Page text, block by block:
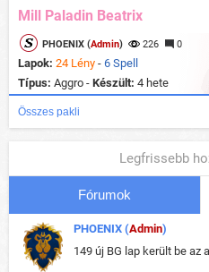
Mill Paladin Beatrix
PHOENIX (Admin) 226 0
Lapok: 24 Lény - 6 Spell
Típus: Aggro - Készült: 4 hete
Összes pakli
Legfrissebb
Fórumok
PHOENIX (Admin)